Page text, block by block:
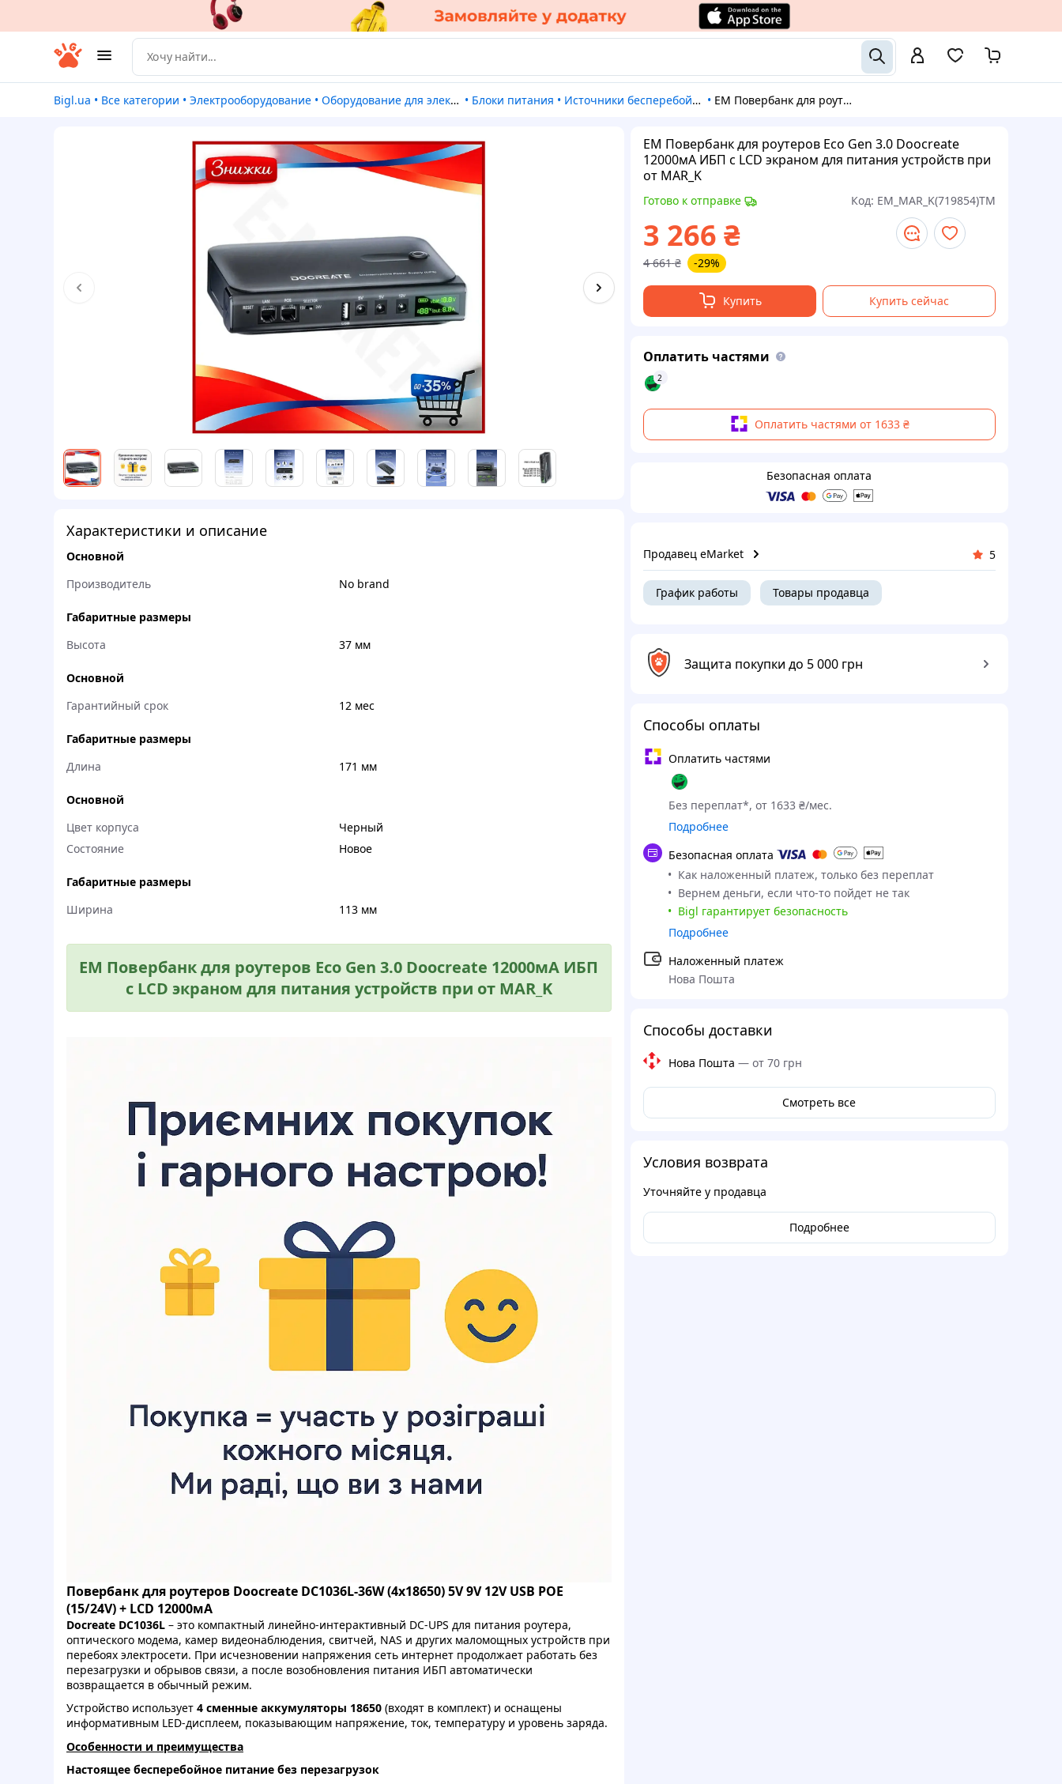
Bigl.ua • Все категории • Электрооборудование • Оборудование для электроснабжения • Блоки питания • Источники бесперебойного питания (ИБП) • EM Повербанк для роутеров Eco Gen 3.0 Doocreate 12000мА ИБП с LCD экраном для питания устройств при от MAR_K
Характеристики и описание
Основной
Производитель
No brand
Габаритные размеры
Высота
37 мм
Основной
Гарантийный срок
12 мес
Габаритные размеры
Длина
171 мм
Основной
Цвет корпуса
Черный
Состояние
Новое
Габаритные размеры
Ширина
113 мм
EM Повербанк для роутеров Eco Gen 3.0 Doocreate 12000мА ИБП
с LCD экраном для питания устройств при от MAR_K
Повербанк для роутеров Doocreate DC1036L-36W (4x18650) 5V 9V 12V USB POE
(15/24V) + LCD 12000мА
Docreate DC1036L – это компактный линейно-интерактивный DC-UPS для питания роутера,
оптического модема, камер видеонаблюдения, свитчей, NAS и других маломощных устройств при
перебоях электросети. При исчезновении напряжения сеть интернет продолжает работать без
перезагрузки и обрывов связи, а после возобновления питания ИБП автоматически
возвращается в обычный режим.
Устройство использует 4 сменные аккумуляторы 18650 (входят в комплект) и оснащены
информативным LED-дисплеем, показывающим напряжение, ток, температуру и уровень заряда.
Особенности и преимущества
Настоящее бесперебойное питание без перезагрузок
EM Повербанк для роутеров Eco Gen 3.0 Doocreate
12000мА ИБП с LCD экраном для питания устройств при
от MAR_K
Готово к отправке Код: EM_MAR_K(719854)TM
3 266 ₴
4 661 ₴ -29%
Купить Купить сейчас
Оплатить частями
2
Оплатить частями от 1633 ₴
Безопасная оплата
Продавец eMarket 5
График работы Товары продавца
Защита покупки до 5 000 грн
Способы оплаты
Оплатить частями
Без переплат*, от 1633 ₴/мес.
Подробнее
Безопасная оплата
Как наложенный платеж, только без переплат
Вернем деньги, если что-то пойдет не так
Bigl гарантирует безопасность
Подробнее
Наложенный платеж
Нова Пошта
Способы доставки
Нова Пошта — от 70 грн
Смотреть все
Условия возврата
Уточняйте у продавца
Подробнее